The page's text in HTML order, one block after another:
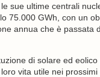
sue ultime centrali
75.000 GWh, con un
annua che è passata
di solare ed
vita utile nei